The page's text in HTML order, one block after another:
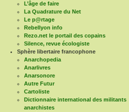
L’âge de faire
La Quadrature du Net
Le p@rtage
Rebellyon info
Rezo.net le portail des copains
Silence, revue écologiste
Sphère libertaire francophone
Anarchopedia
Anarlivres
Anarsonore
Autre Futur
Cartoliste
Dictionnaire international des militants
anarchistes